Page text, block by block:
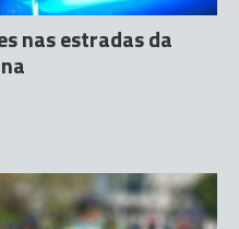
nas estradas da